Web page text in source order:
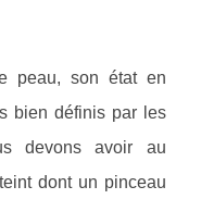
peau, son état en
bien définis par les
devons avoir au
dont un pinceau